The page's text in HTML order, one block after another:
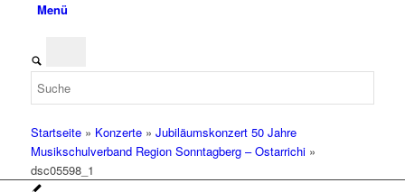
Menü
Startseite» Konzerte» Jubiläumskonzert 50 Jahre
Musikschulverband Region Sonntagberg – Ostarrichi»
dsc05598_1